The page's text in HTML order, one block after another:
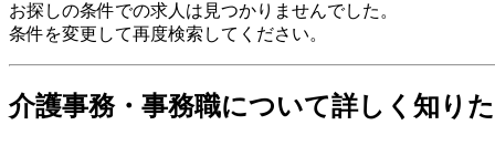
お探しの条件での求人は見つかりませんでした。
条件を変更して再度検索してください。
介護事務・事務職について詳しく知り